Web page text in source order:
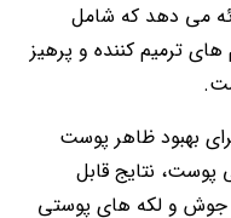
می دهد که شامل
های ترمیم کننده و پرهیز
بهبود ظاهر پوست
پوست، نتایج قابل
و لکه های پوستی